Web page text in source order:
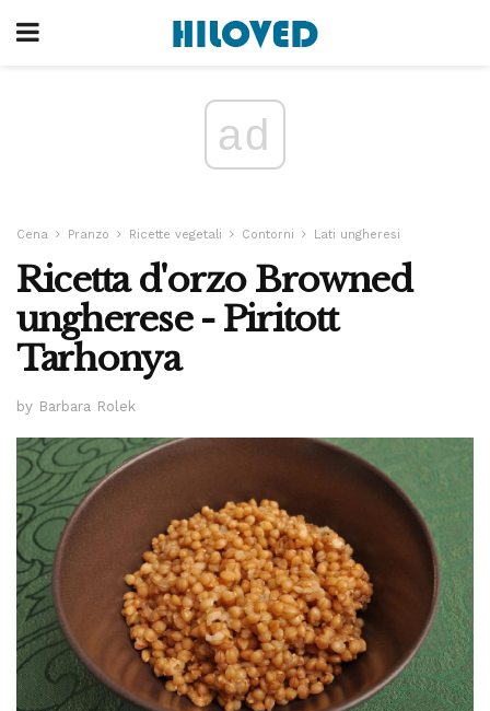
ad
Cena Pranzo Ricette vegetali Contorni Lati ungheresi
Ricetta d'orzo Browned
ungherese - Piritott
Tarhonya
by Barbara Rolek